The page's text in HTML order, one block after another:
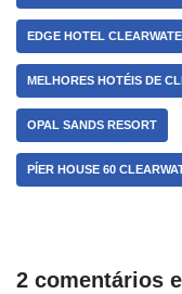
EDGE HOTEL
MELHORES HOTÉIS DE
OPAL SANDS RESORT
PÍER HOUSE 60
2 comentários